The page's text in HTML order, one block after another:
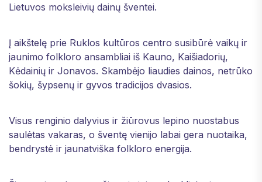
Lietuvos moksleivių dainų šventei.
Į aikštelę prie Ruklos kultūros centro susibūrė vaikų ir
jaunimo folkloro ansambliai iš Kauno, Kaišiadorių,
Kėdainių ir Jonavos. Skambėjo liaudies dainos, netrūko
šokių, šypsenų ir gyvos tradicijos dvasios.
Visus renginio dalyvius ir žiūrovus lepino nuostabus
saulėtas vakaras, o šventę vienijo labai gera nuotaika,
bendrystė ir jaunatviška folkloro energija.